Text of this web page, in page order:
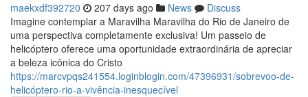
maekxdf392720 207 days ago News
Discuss
Imagine contemplar a Maravilha Maravilha do Rio de Janeiro de
uma perspectiva completamente exclusiva! Um passeio de
helicóptero oferece uma oportunidade extraordinária de apreciar
a beleza icônica do Cristo
https://marcvpqs241554.loginblogin.com/47396931/sobrevoo-de-
helicóptero-rio-a-vivência-inesquecível